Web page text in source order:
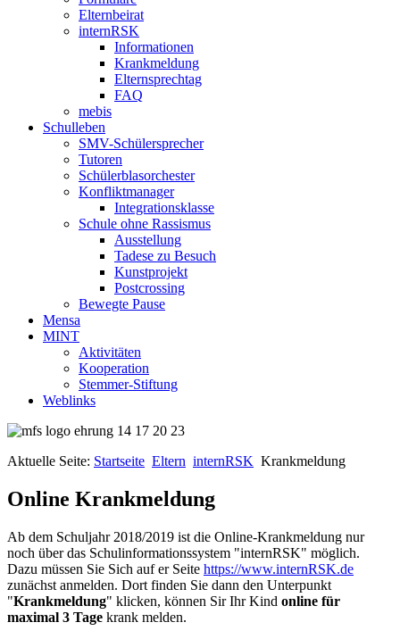
Elternbeirat
internRSK
Informationen
Krankmeldung
Elternsprechtag
FAQ
mebis
Schulleben
SMV-Schülersprecher
Tutoren
Schülerblasorchester
Konfliktmanager
Integrationsklasse
Schule ohne Rassismus
Ausstellung
Tadese zu Besuch
Kunstprojekt
Postcrossing
Bewegte Pause
Mensa
MINT
Aktivitäten
Kooperation
Stemmer-Stiftung
Weblinks
Aktuelle Seite: Startseite Eltern internRSK Krankmeldung
Online Krankmeldung
Ab dem Schuljahr 2018/2019 ist die Online-Krankmeldung nur
noch über das Schulinformationssystem "internRSK" möglich.
Dazu müssen Sie Sich auf er Seite https://www.internRSK.de
zunächst anmelden. Dort finden Sie dann den Unterpunkt
"Krankmeldung" klicken, können Sir Ihr Kind online für
maximal 3 Tage krank melden.